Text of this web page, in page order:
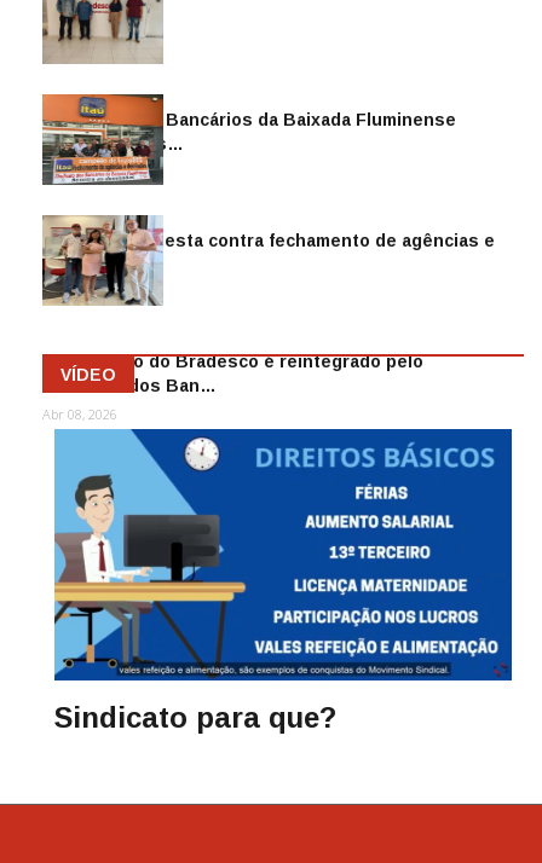
Sindicato dos Bancários da Baixada Fluminense
reintegra mais…
Jul 14, 2026
Sindicato protesta contra fechamento de agências e
as demiss…
Mai 13, 2026
Funcionário do Bradesco é reintegrado pelo
Sindicato dos Ban…
Abr 08, 2026
VÍDEO
Sindicato para que?